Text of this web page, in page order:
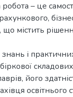
– це
що містить
і
його
освітнього